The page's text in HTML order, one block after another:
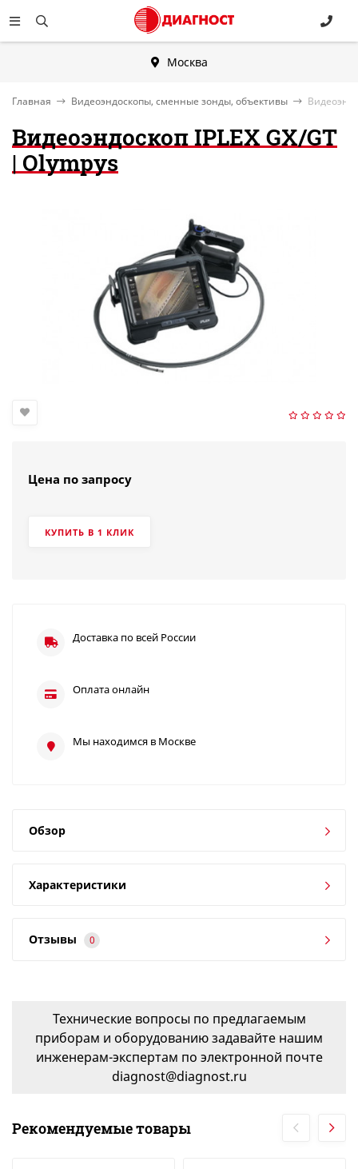
Москва
Главная Видеоэндоскопы, сменные зонды, объективы
Видеоэндоскоп IPLEX GX/GT
| Olympys
Цена по запросу
КУПИТЬ В 1 КЛИК
Доставка по всей России
Оплата онлайн
Мы находимся в Москве
Обзор
Характеристики
Отзывы 0
Технические вопросы по предлагаемым
приборам и оборудованию задавайте нашим
инженерам-экспертам по электронной почте
diagnost@diagnost.ru
Рекомендуемые товары